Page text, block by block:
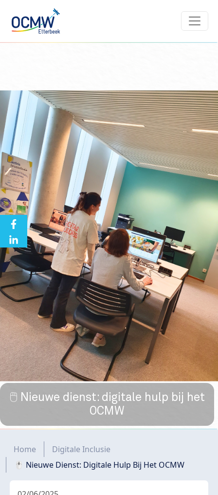
🖱️ Nieuwe dienst: digitale hulp bij het
OCMW
Kruimelpad
Home
Digitale Inclusie
🖱️ Nieuwe Dienst: Digitale Hulp Bij Het OCMW